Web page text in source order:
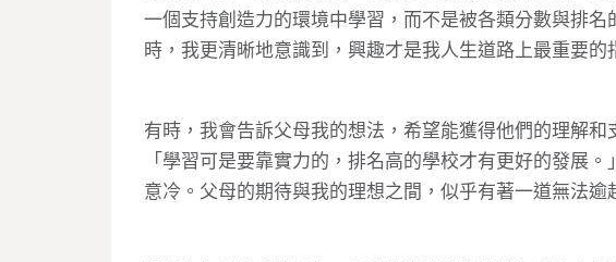
一個支持創造力的環境中學習，而不是被各類分數與排
時，我更清晰地意識到，興趣才是我人生道路上最重要的
有時，我會告訴父母我的想法，希望能獲得他們的理解和
「學習可是要靠實力的，排名高的學校才有更好的發展
意冷。父母的期待與我的理想之間，似乎有著一道無法逾